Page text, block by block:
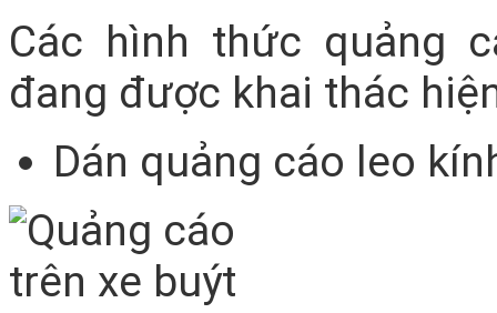
Các hình thức quảng
đang được khai thác
Dán quảng cáo leo